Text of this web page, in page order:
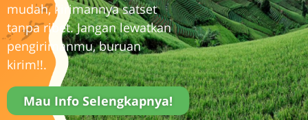
mudah, kirimannya satset
tanpa ribet. Jangan lewatkan
pengirimanmu,buruan
kirim!!.
Mau Info Selengkapnya!